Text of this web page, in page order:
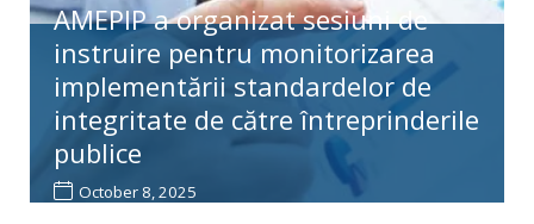
AMEPIP a organizat sesiuni de
instruire pentru monitorizarea
implementării standardelor de
integritate de către întreprinderile
publice
October 8, 2025